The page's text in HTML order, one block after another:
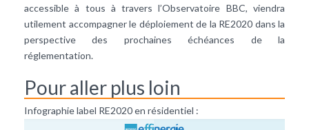
accessible à tous à travers l’Observatoire BBC, viendra
utilement accompagner le déploiement de la RE2020 dans la
perspective des prochaines échéances de la
réglementation.
Pour aller plus loin
Infographie label RE2020 en résidentiel :